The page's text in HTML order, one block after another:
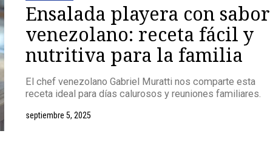
Ensalada playera con sabor
venezolano: receta fácil y
nutritiva para la familia
El chef venezolano Gabriel Muratti nos comparte esta
receta ideal para días calurosos y reuniones familiares.
septiembre 5, 2025